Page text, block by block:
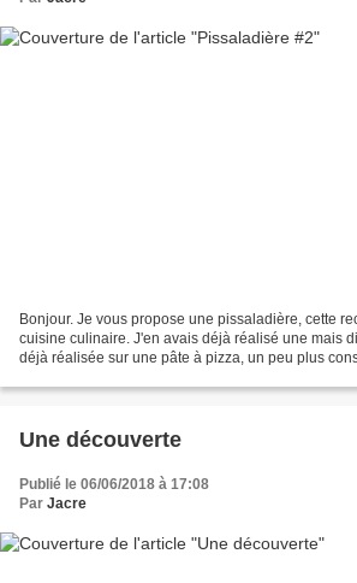
Bonjour. Je vous propose une pissaladière, cette
cuisine culinaire. J'en avais déjà réalisé une mais
déjà réalisée sur une pâte à pizza, un peu plus
Une découverte
Publié le 06/06/2018 à 17:08
Par Jacre